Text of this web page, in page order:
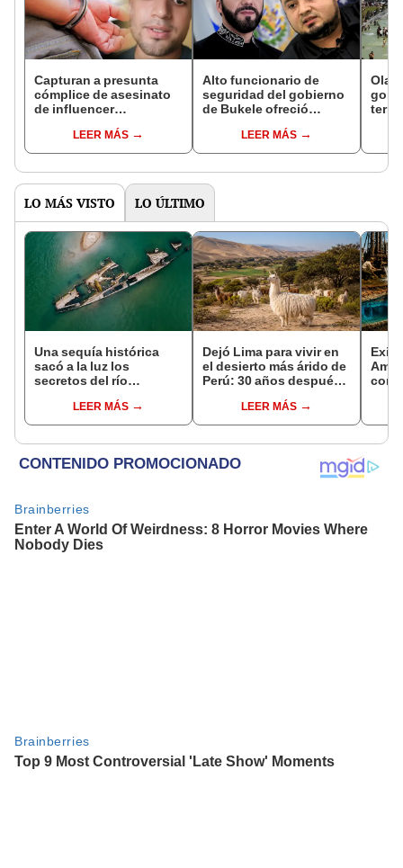
Capturan a presunta
cómplice de asesinato
de influencer
transmitía en vivo por
TikTok
LEER MÁS
Alto funcionario de
seguridad del gobierno
de Bukele ofreció
cambio de asilo político
en EE. UU.
LEER MÁS
Ola
LO MÁS VISTO LO ÚLTIMO
Una sequía histórica
sacó a la luz los
secretos del río
Segunda Guerra
Mundial, fósiles de
LEER MÁS
Dejó Lima para vivir en
el desierto más árido de
Perú: 30 años después,
creó un sorprendente
ecosistema
LEER MÁS
su